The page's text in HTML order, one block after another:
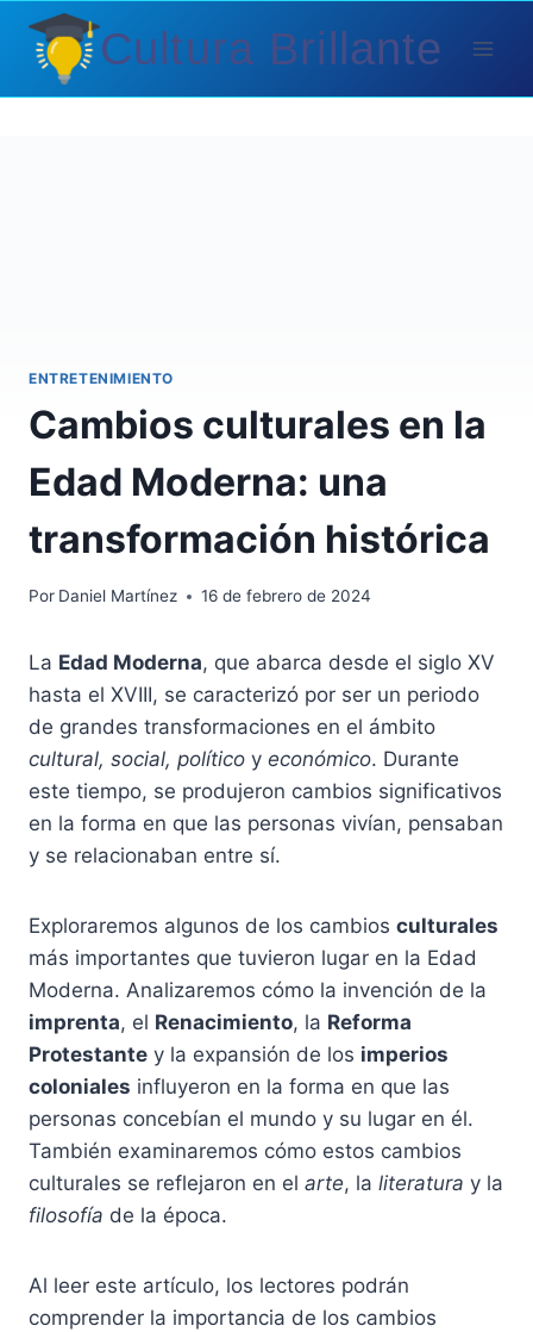
Saltar
contenido
Cultura Brillante
ENTRETENIMIENTO
Cambios culturales en la
Edad Moderna: una
transformación histórica
Por Daniel Martínez 16 de febrero de 2024
La Edad Moderna, que abarca desde el siglo XV
hasta el XVIII, se caracterizó por ser un periodo
de grandes transformaciones en el ámbito
cultural, social, político y económico. Durante
este tiempo, se produjeron cambios significativos
en la forma en que las personas vivían, pensaban
y se relacionaban entre sí.
Exploraremos algunos de los cambios culturales
más importantes que tuvieron lugar en la Edad
Moderna. Analizaremos cómo la invención de la
imprenta, el Renacimiento, la Reforma
Protestante y la expansión de los imperios
coloniales influyeron en la forma en que las
personas concebían el mundo y su lugar en él.
También examinaremos cómo estos cambios
culturales se reflejaron en el arte, la literatura y la
filosofía de la época.
Al leer este artículo, los lectores podrán
comprender la importancia de los cambios